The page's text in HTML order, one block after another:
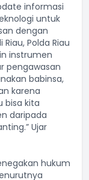
informasi
untuk
dengan
Polda Riau
instrumen
pengawasan
babinsa,
karena
bisa kita
daripada
Ujar
hukum